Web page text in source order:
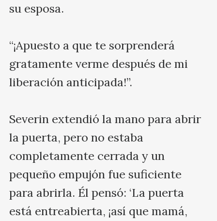
su esposa.
“¡Apuesto a que te sorprenderá
gratamente verme después de mi
liberación anticipada!”.
Severin extendió la mano para abrir
la puerta, pero no estaba
completamente cerrada y un
pequeño empujón fue suficiente
para abrirla. Él pensó: ‘La puerta
está entreabierta, ¡así que mamá,